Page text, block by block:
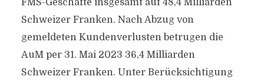
FMS-Geschäfte insgesamt auf 48,4 Milliarden
Schweizer Franken. Nach Abzug von
gemeldeten Kundenverlusten betrugen die
AuM per 31. Mai 2023 36,4 Milliarden
Schweizer Franken. Unter Berücksichtigung